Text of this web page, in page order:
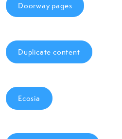
Doorway pages
Duplicate content
Ecosia